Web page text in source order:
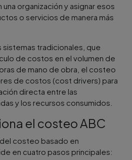
organización y asignar esos
o servicios de manera más
sistemas tradicionales, que
de costos en el volumen de
de mano de obra, el costeo
de costos (cost drivers) para
directa entre las
y los recursos consumidos.
el costeo ABC
costeo basado en
en cuatro pasos principales: